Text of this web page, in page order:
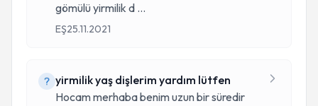
gömülü yirmilik d ...
EŞ25.11.2021
yirmilik yaş dişlerim yardım lütfen
Hocam merhaba benim uzun bir süredir